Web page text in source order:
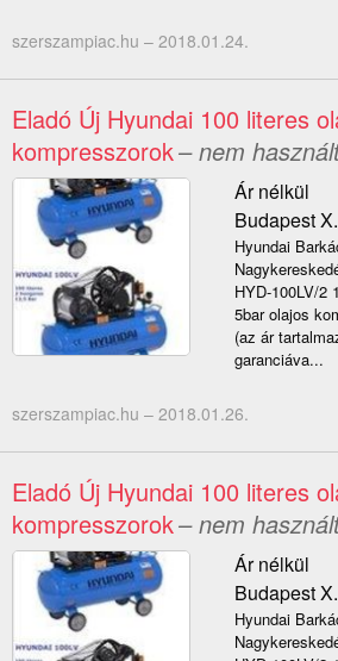
szerszampiac.hu – 2018.01.24.
Eladó Új Hyundai 100 literes
kompresszorok– nem
Ár nélkül
Budapest
Hyundai
HYD-100LV/2
5bar olajos
(az ár
garanciáva...
szerszampiac.hu – 2018.01.26.
Eladó Új Hyundai 100 literes
kompresszorok– nem
Ár nélkül
Budapest
Hyundai